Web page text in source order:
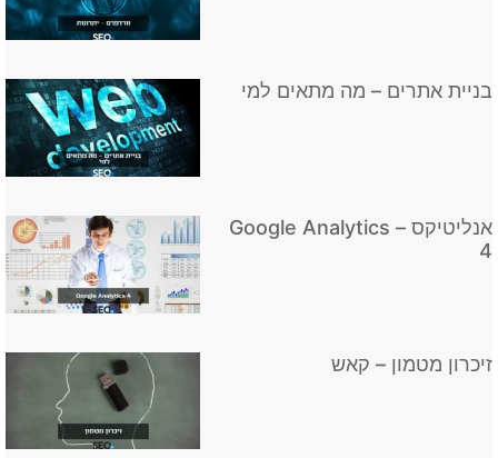
בניית אתרים – מה מתאים למי
אנליטיקס – Google Analytics
4
זיכרון מטמון – קאש